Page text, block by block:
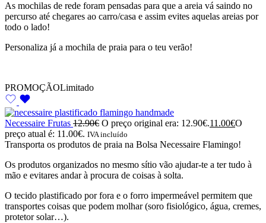
As mochilas de rede foram pensadas para que a areia vá saindo no
percurso até chegares ao carro/casa e assim evites aquelas areias por
todo o lado!
Personaliza já a mochila de praia para o teu verão!
PROMOÇÃOLimitado
Necessaire Frutas 12.90€ O preço original era: 12.90€.11.00€O
preço atual é: 11.00€. IVA incluído
Transporta os produtos de praia na Bolsa Necessaire Flamingo!
Os produtos organizados no mesmo sítio vão ajudar-te a ter tudo à
mão e evitares andar à procura de coisas à solta.
O tecido plastificado por fora e o forro impermeável permitem que
transportes coisas que podem molhar (soro fisiológico, água, cremes,
protetor solar…).